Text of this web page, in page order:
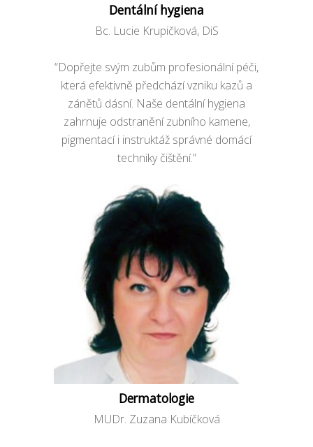
Dentální hygiena
Bc. Lucie Krupičková, DiS
“Dopřejte svým zubům profesionální péči,
která efektivně předchází vzniku kazů a
zánětů dásní. Naše dentální hygiena
zahrnuje odstranění zubního kamene,
pigmentací i instruktáž správné domácí
techniky čištění.”
Dermatologie
MUDr. Zuzana Kubíčková